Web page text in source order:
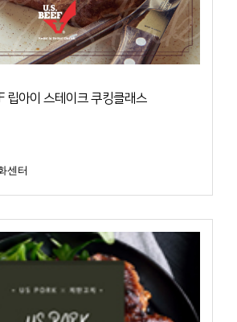
립아이 스테이크 쿠킹클래스
센터